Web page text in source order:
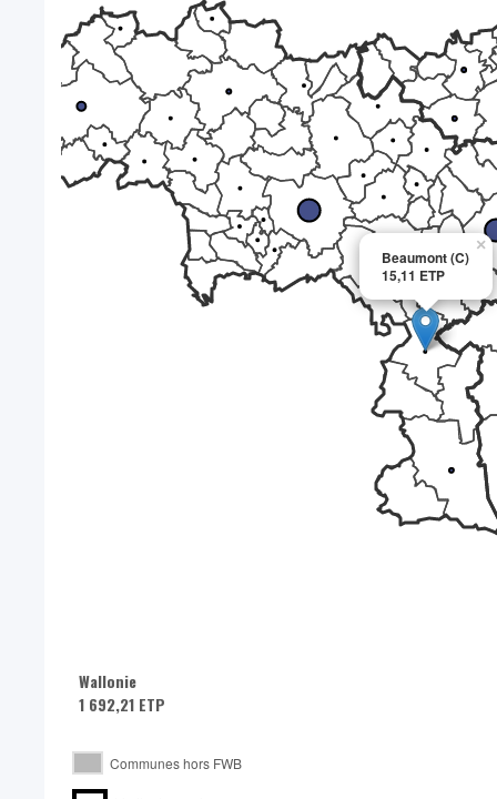
Beaumont (C)
15,11 ETP
×
Wallonie
1 692,21 ETP
Communes hors FWB